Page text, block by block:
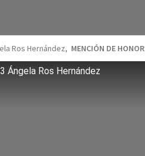
Ros Hernández, MENCIÓN DE HONOR
Ángela Ros Hernández